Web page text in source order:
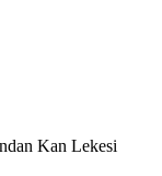
Kan Lekesi